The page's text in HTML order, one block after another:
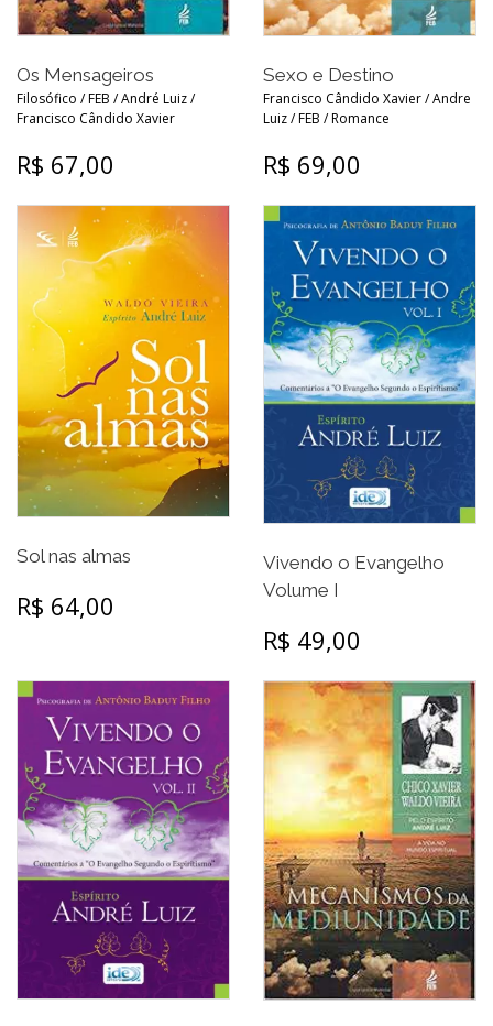
Os Mensageiros
Filosófico / FEB / André Luiz /
Francisco Cândido Xavier
R$ 67,00
Sexo e Destino
Francisco Cândido Xavier / Andre
Luiz / FEB / Romance
R$ 69,00
Sol nas almas
R$ 64,00
Vivendo o Evangelho
Volume I
R$ 49,00